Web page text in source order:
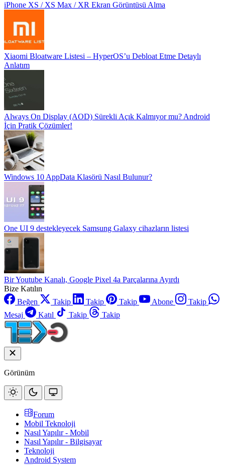
iPhone XS / XS Max / XR Ekran Görüntüsü Alma
Xiaomi Bloatware Listesi – HyperOS’u Debloat Etme Detaylı
Anlatım
Always On Display (AOD) Sürekli Açık Kalmıyor mu? Android
İçin Pratik Çözümler!
Windows 10 AppData Klasörü Nasıl Bulunur?
One UI 9 destekleyecek Samsung Galaxy cihazların listesi
Bir Youtube Kanalı, Google Pixel 4a Parçalarına Ayırdı
Bize Katılın
Beğen
Takip Takip Takip Abone
Takip
Mesaj
Katıl Takip Takip
Görünüm
Forum
Mobil Teknoloji
Nasıl Yapılır - Mobil
Nasıl Yapılır - Bilgisayar
Teknoloji
Android System